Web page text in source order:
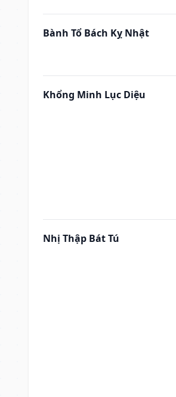
Bành Tổ Bách Kỵ Nhật
Khổng Minh Lục Diệu
Nhị Thập Bát Tú